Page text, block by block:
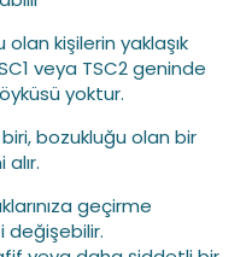
kişilerin yaklaşık
veya TSC2 geninde
yoktur.
bozukluğu olan bir
geçirme
değişebilir.